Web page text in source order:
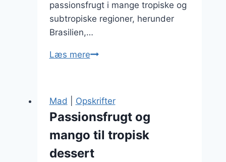
passionsfrugt i mange tropiske og
subtropiske regioner, herunder
Brasilien,…
Læs merePassionsfrugt
du
vil
elske
Mad Opskrifter
Passionsfrugt og
mango til tropisk
dessert